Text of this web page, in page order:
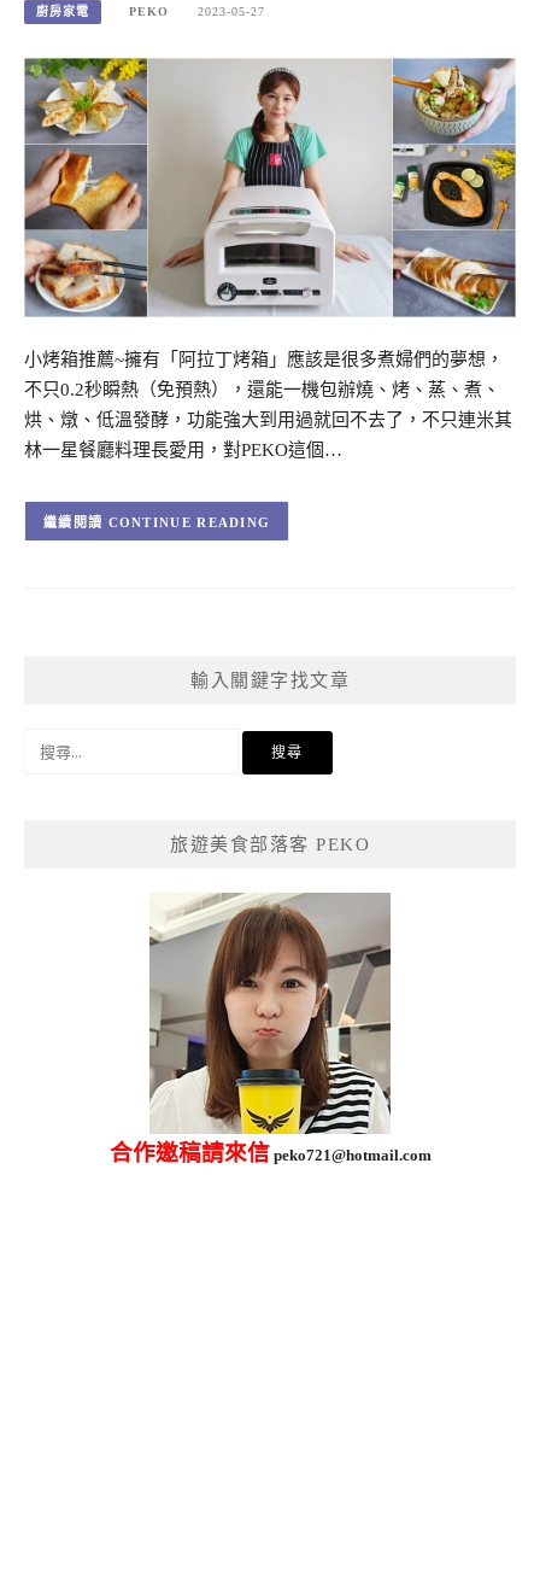
廚房家電 PEKO 2023-05-27
小烤箱推薦~擁有「阿拉丁烤箱」應該是很多煮婦們的夢想，
不只0.2秒瞬熱（免預熱），還能一機包辦燒、烤、蒸、煮、
烘、燉、低溫發酵，功能強大到用過就回不去了，不只連米其
林一星餐廳料理長愛用，對PEKO這個…
CONTINUE READING
輸入關鍵字找文章
旅遊美食部落客 PEKO
合作邀稿請來信 peko721@hotmail.com